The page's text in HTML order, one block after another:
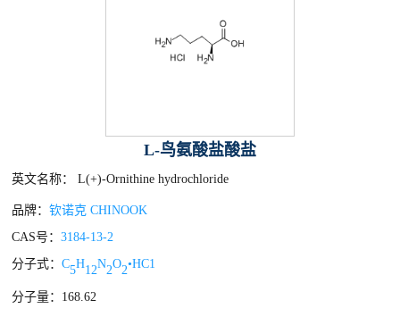
L-鸟氨酸盐酸盐
英文名称： L(+)-Ornithine hydrochloride
品牌：钦诺克 CHINOOK
CAS号：3184-13-2
分子式：C5H12N2O2•HC1
分子量：168.62